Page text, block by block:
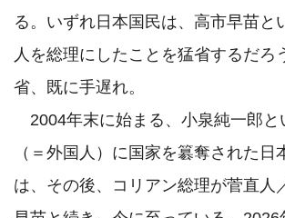
る。いずれ日本国民は、高市早苗と
人を総理にしたことを猛省するだろ
省、既に手遅れ。
2004年末に始まる、小泉純一郎と
（＝外国人）に国家を簒奪された日
は、その後、コリアン総理が菅直人